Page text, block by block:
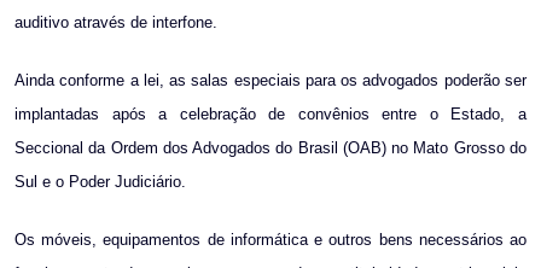
auditivo através de interfone.
Ainda conforme a lei, as salas especiais para os advogados poderão ser
implantadas após a celebração de convênios entre o Estado, a
Seccional da Ordem dos Advogados do Brasil (OAB) no Mato Grosso do
Sul e o Poder Judiciário.
Os móveis, equipamentos de informática e outros bens necessários ao